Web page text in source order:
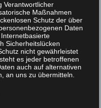
Verantwortlicher
Maßnahmen
Schutz der über
Daten
Sicherheitslücken
nicht gewährleistet
es jeder betroffenen
auch auf alternativen
an uns zu übermitteln.